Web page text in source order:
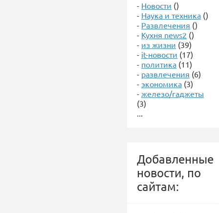
- Новости ()
- Наука и техника ()
- Развлечения ()
- Кухня news2 ()
- из жизни (39)
- it-новости (17)
- политика (11)
- развлечения (6)
- экономика (3)
- железо/гаджеты
(3)
...
Добавленные
новости, по
сайтам: